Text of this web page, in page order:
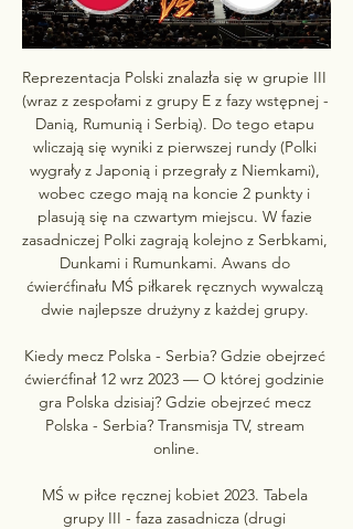
Reprezentacja Polski znalazła się w grupie III
(wraz z zespołami z grupy E z fazy wstępnej -
Danią, Rumunią i Serbią). Do tego etapu
wliczają się wyniki z pierwszej rundy (Polki
wygrały z Japonią i przegrały z Niemkami),
wobec czego mają na koncie 2 punkty i
plasują się na czwartym miejscu. W fazie
zasadniczej Polki zagrają kolejno z Serbkami,
Dunkami i Rumunkami. Awans do
ćwierćfinału MŚ piłkarek ręcznych wywalczą
dwie najlepsze drużyny z każdej grupy.
Kiedy mecz Polska - Serbia? Gdzie obejrzeć
ćwierćfinał 12 wrz 2023 — O której godzinie
gra Polska dzisiaj? Gdzie obejrzeć mecz
Polska - Serbia? Transmisja TV, stream
online.
MŚ w piłce ręcznej kobiet 2023. Tabela
grupy III - faza zasadnicza (drugi